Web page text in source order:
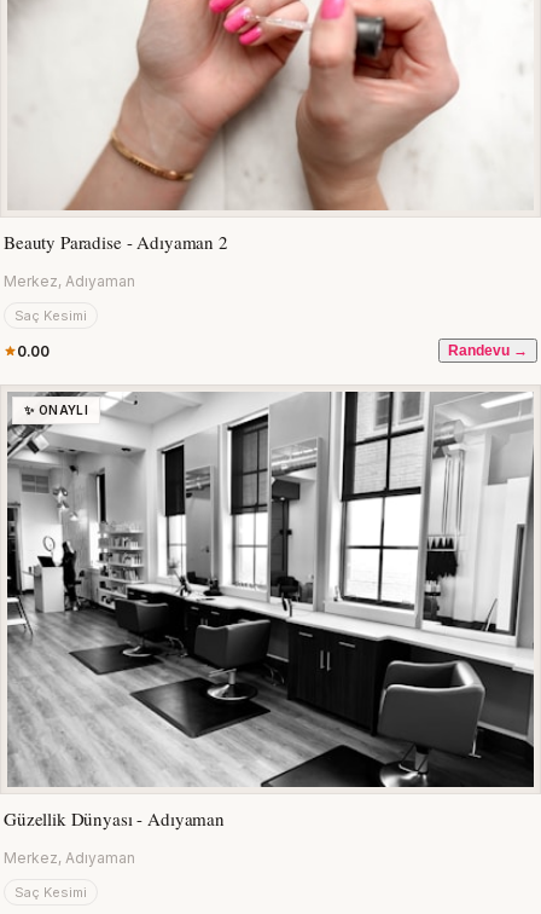
Beauty Paradise - Adıyaman 2
Merkez, Adıyaman
Saç Kesimi
0.00 Randevu →
✨ ONAYLI
Güzellik Dünyası - Adıyaman
Merkez, Adıyaman
Saç Kesimi